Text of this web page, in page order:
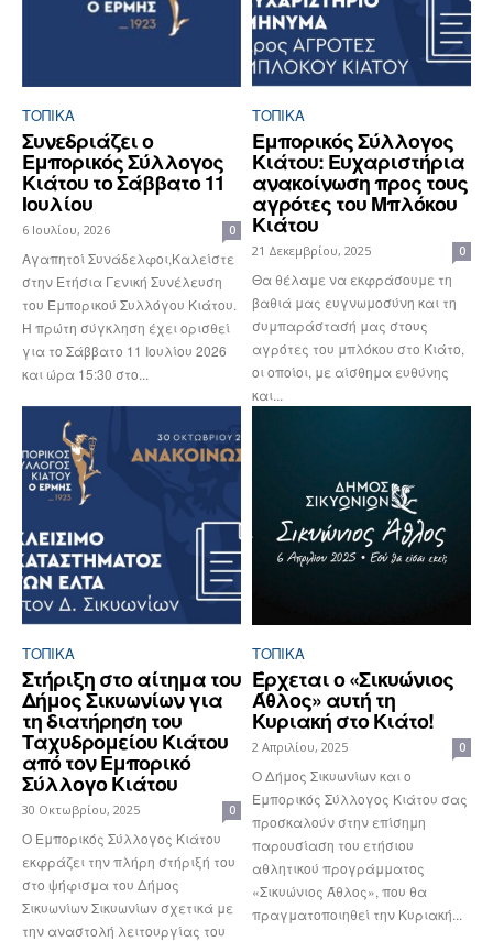
ΤΟΠΙΚΑ
Συνεδριάζει ο
Εμπορικός Σύλλογος
Κιάτου το Σάββατο 11
Ιουλίου
6 Ιουλίου, 2026 0
Αγαπητοί Συνάδελφοι,Καλείστε
στην Ετήσια Γενική Συνέλευση
του Εμπορικού Συλλόγου Κιάτου.
Η πρώτη σύγκληση έχει ορισθεί
για το Σάββατο 11 Ιουλίου 2026
και ώρα 15:30 στο...
ΤΟΠΙΚΑ
Εμπορικός Σύλλογος
Κιάτου: Ευχαριστήρια
ανακοίνωση προς τους
αγρότες του Μπλόκου
Κιάτου
21 Δεκεμβρίου, 2025 0
Θα θέλαμε να εκφράσουμε τη
βαθιά μας ευγνωμοσύνη και τη
συμπαράστασή μας στους
αγρότες του μπλόκου στο Κιάτο,
οι οποίοι, με αίσθημα ευθύνης
και...
ΤΟΠΙΚΑ
Στήριξη στο αίτημα του
Δήμος Σικυωνίων για
τη διατήρηση του
Ταχυδρομείου Κιάτου
από τον Εμπορικό
Σύλλογο Κιάτου
30 Οκτωβρίου, 2025 0
Ο Εμπορικός Σύλλογος Κιάτου
εκφράζει την πλήρη στήριξή του
στο ψήφισμα του Δήμος
Σικυωνίων Σικυωνίων σχετικά με
την αναστολή λειτουργίας του
ΤΟΠΙΚΑ
Έρχεται ο «Σικυώνιος
Άθλος» αυτή τη
Κυριακή στο Κιάτο!
2 Απριλίου, 2025 0
Ο Δήμος Σικυωνίων και ο
Εμπορικός Σύλλογος Κιάτου σας
προσκαλούν στην επίσημη
παρουσίαση του ετήσιου
αθλητικού προγράμματος
«Σικυώνιος Άθλος», που θα
πραγματοποιηθεί την Κυριακή...